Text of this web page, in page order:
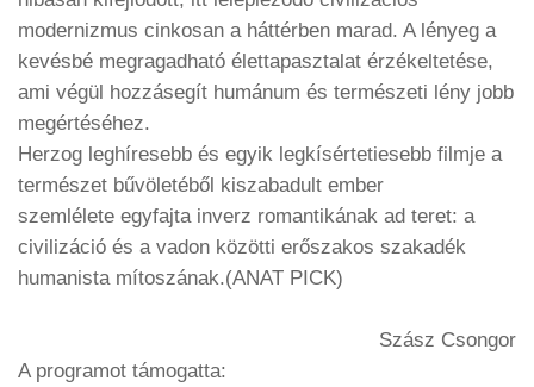
modernizmus cinkosan a háttérben marad. A lényeg a
kevésbé megragadható élettapasztalat érzékeltetése,
ami végül hozzásegít humánum és természeti lény jobb
megértéséhez.
Herzog leghíresebb és egyik legkísértetiesebb filmje a
természet bűvöletéből kiszabadult ember
szemlélete egyfajta inverz romantikának ad teret: a
civilizáció és a vadon közötti erőszakos szakadék
humanista mítoszának.(ANAT PICK)
Szász Csongor
A programot támogatta: